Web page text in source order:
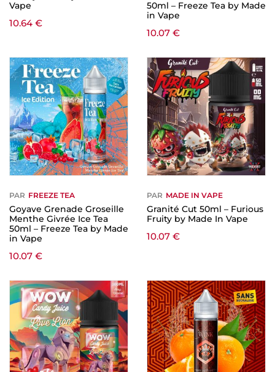
Vape
10.64 €
50ml – Freeze Tea by Made
in Vape
10.07 €
PAR FREEZE TEA
Goyave Grenade Groseille
Menthe Givrée Ice Tea
50ml – Freeze Tea by Made
in Vape
10.07 €
PAR MADE IN VAPE
Granité Cut 50ml – Furious
Fruity by Made In Vape
10.07 €